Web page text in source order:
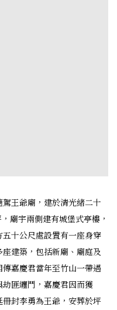
王爺廟，建於清光緒二十
廟宇兩側建有城堡式亭樓，
十公尺處設置有一座身穿
建築，包括新廟、廟庭及
嘉慶君當年至竹山一帶遇
匪纏鬥，嘉慶君因而獲
封李勇為王爺，安葬於坪